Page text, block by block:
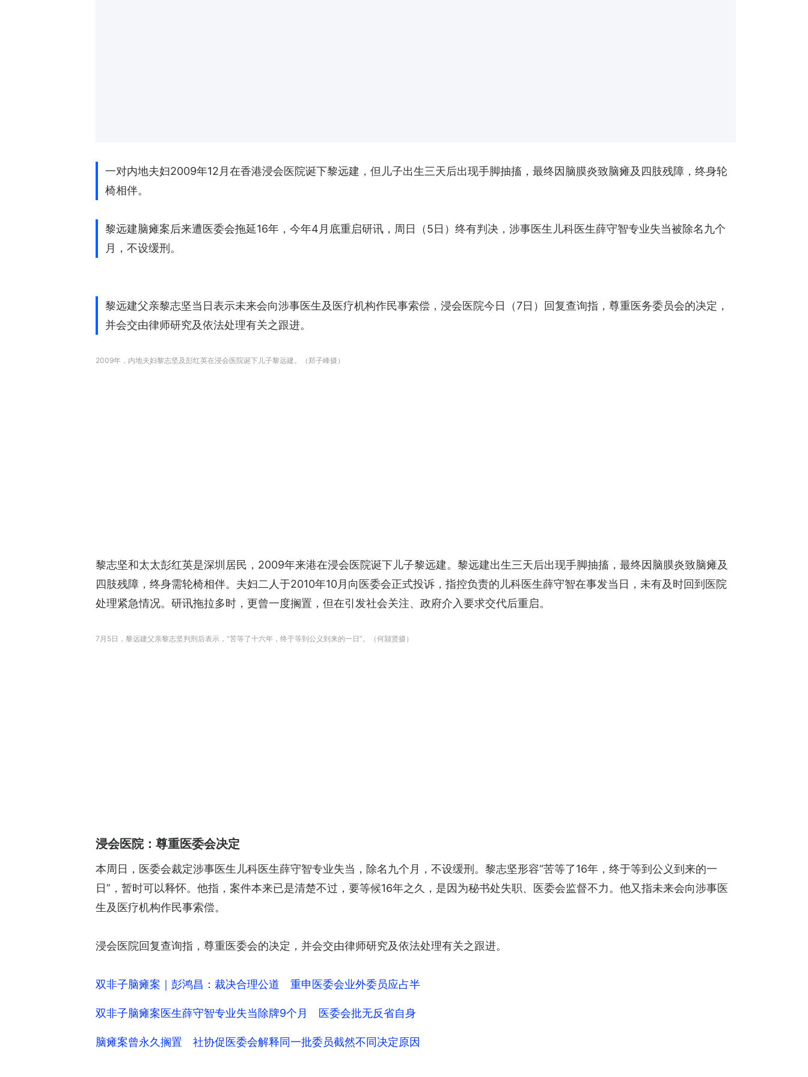
一对内地夫妇2009年12月在香港浸会医院诞下黎远建，但儿子出生三天后出现手脚抽搐，最终因脑膜炎致脑瘫及四肢残障，终身轮
椅相伴。
黎远建脑瘫案后来遭医委会拖延16年，今年4月底重启研讯，周日（5日）终有判决，涉事医生儿科医生薛守智专业失当被除名九个
月，不设缓刑。
黎远建父亲黎志坚当日表示未来会向涉事医生及医疗机构作民事索偿，浸会医院今日（7日）回复查询指，尊重医务委员会的决定，
并会交由律师研究及依法处理有关之跟进。
2009年，内地夫妇黎志坚及彭红英在浸会医院诞下儿子黎远建。（郑子峰摄）
黎志坚和太太彭红英是深圳居民，2009年来港在浸会医院诞下儿子黎远建。黎远建出生三天后出现手脚抽搐，最终因脑膜炎致脑瘫及
四肢残障，终身需轮椅相伴。夫妇二人于2010年10月向医委会正式投诉，指控负责的儿科医生薛守智在事发当日，未有及时回到医院
处理紧急情况。研讯拖拉多时，更曾一度搁置，但在引发社会关注、政府介入要求交代后重启。
7月5日，黎远建父亲黎志坚判刑后表示，“苦等了十六年，终于等到公义到来的一日”。（何颕贤摄）
浸会医院：尊重医委会决定
本周日，医委会裁定涉事医生儿科医生薛守智专业失当，除名九个月，不设缓刑。黎志坚形容“苦等了16年，终于等到公义到来的一
日”，暂时可以释怀。他指，案件本来已是清楚不过，要等候16年之久，是因为秘书处失职、医委会监督不力。他又指未来会向涉事医
生及医疗机构作民事索偿。
浸会医院回复查询指，尊重医委会的决定，并会交由律师研究及依法处理有关之跟进。
双非子脑瘫案｜彭鸿昌：裁决合理公道 重申医委会业外委员应占半
双非子脑瘫案医生薛守智专业失当除牌9个月 医委会批无反省自身
脑瘫案曾永久搁置 社协促医委会解释同一批委员截然不同决定原因